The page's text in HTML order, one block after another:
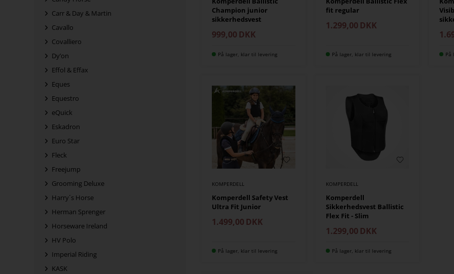
Carr & Day & Martin
Cavallo
Covalliero
Dy’on
Effol & Effax
Eques
Equestro
eQuick
Eskadron
Euro Star
Fleck
Freejump
Grooming Deluxe
Harry´s Horse
Herman Sprenger
Horseware Ireland
HV Polo
Imperial Riding
KASK
Champion junior
sikkerhedsvest
999,00 DKK
På lager, klar til levering
fit regular
1.299,00 DKK
På lager, klar til levering På
KOMPERDELL
Komperdell Safety Vest
Ultra Fit Junior
1.499,00 DKK
På lager, klar til levering
KOMPERDELL
Komperdell
Sikkerhedsvest Ballistic
Flex Fit - Slim
1.299,00 DKK
På lager, klar til levering